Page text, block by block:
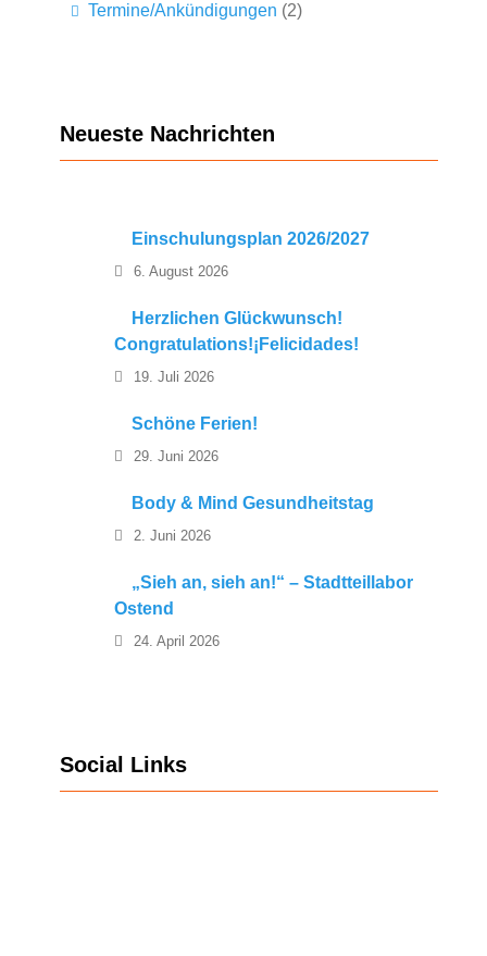
Termine/Ankündigungen (2)
Neueste Nachrichten
Einschulungsplan 2026/2027
6. August 2026
Herzlichen Glückwunsch!
Congratulations!¡Felicidades!
19. Juli 2026
Schöne Ferien!
29. Juni 2026
Body & Mind Gesundheitstag
2. Juni 2026
„Sieh an, sieh an!“ – Stadtteillabor
Ostend
24. April 2026
Social Links